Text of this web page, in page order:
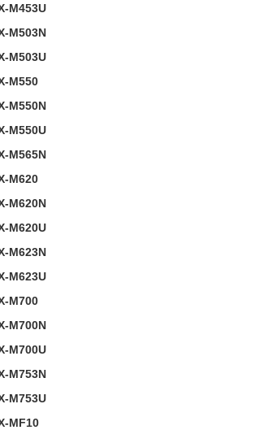
チップ
プ
機の部品
ザーユニット
リッジ
M453U
M503N
M503U
M550
M550N
M550U
M565N
M620
M620N
M620U
M623N
M623U
M700
M700N
M700U
M753N
M753U
MF10